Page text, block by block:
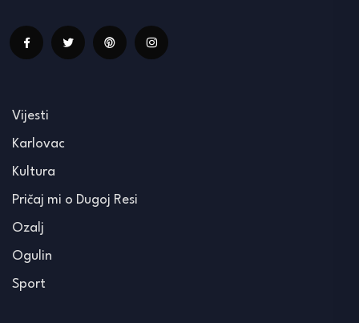
Vijesti
Karlovac
Kultura
Pričaj mi o Dugoj Resi
Ozalj
Ogulin
Sport